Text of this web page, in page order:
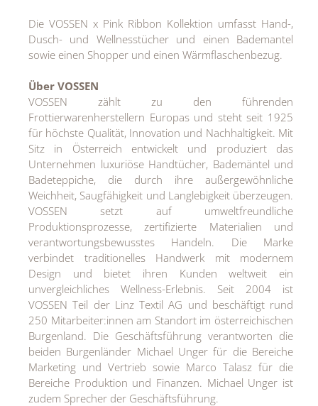
Die VOSSEN x Pink Ribbon Kollektion umfasst Hand-,
Dusch- und Wellnesstücher und einen Bademantel
sowie einen Shopper und einen Wärmflaschenbezug.
Über VOSSEN
VOSSEN zählt zu den führenden
Frottierwarenherstellern Europas und steht seit 1925
für höchste Qualität, Innovation und Nachhaltigkeit. Mit
Sitz in Österreich entwickelt und produziert das
Unternehmen luxuriöse Handtücher, Bademäntel und
Badeteppiche, die durch ihre außergewöhnliche
Weichheit, Saugfähigkeit und Langlebigkeit überzeugen.
VOSSEN setzt auf umweltfreundliche
Produktionsprozesse, zertifizierte Materialien und
verantwortungsbewusstes Handeln. Die Marke
verbindet traditionelles Handwerk mit modernem
Design und bietet ihren Kunden weltweit ein
unvergleichliches Wellness-Erlebnis. Seit 2004 ist
VOSSEN Teil der Linz Textil AG und beschäftigt rund
250 Mitarbeiter:innen am Standort im österreichischen
Burgenland. Die Geschäftsführung verantworten die
beiden Burgenländer Michael Unger für die Bereiche
Marketing und Vertrieb sowie Marco Talasz für die
Bereiche Produktion und Finanzen. Michael Unger ist
zudem Sprecher der Geschäftsführung.